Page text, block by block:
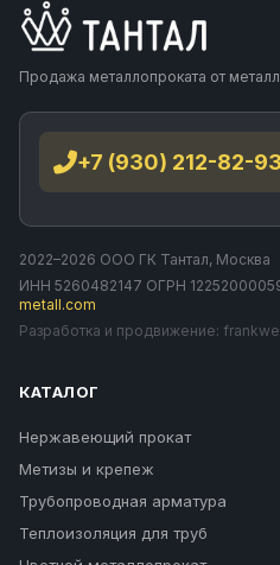
Продажа металлопроката от
+7 (930) 212-82-93
2022–2026 ООО ГК Тантал, Москва
ИНН 5260482147 ОГРН
metall.com
Разработка и продвижение:
КАТАЛОГ
Нержавеющий прокат
Метизы и крепеж
Трубопроводная арматура
Теплоизоляция для труб